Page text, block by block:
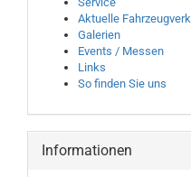
Aktuelle
Galerien
Events / Messen
Links
So finden Sie uns
Informationen